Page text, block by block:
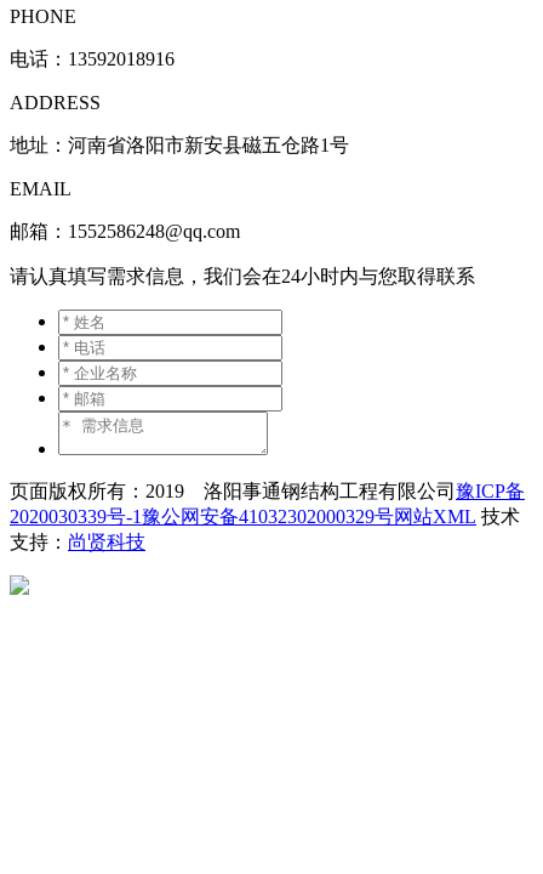
PHONE
电话： 13592018916
ADDRESS
地址：河南省洛阳市新安县磁五仓路1号
EMAIL
邮箱：1552586248@qq.com
请认真填写需求信息，我们会在24小时内与您取得联系
页面版权所有：2019 洛阳事通钢结构工程有限公司 豫ICP备
2020030339号-1豫公网安备41032302000329号网站XML 技术
支持： 尚贤科技